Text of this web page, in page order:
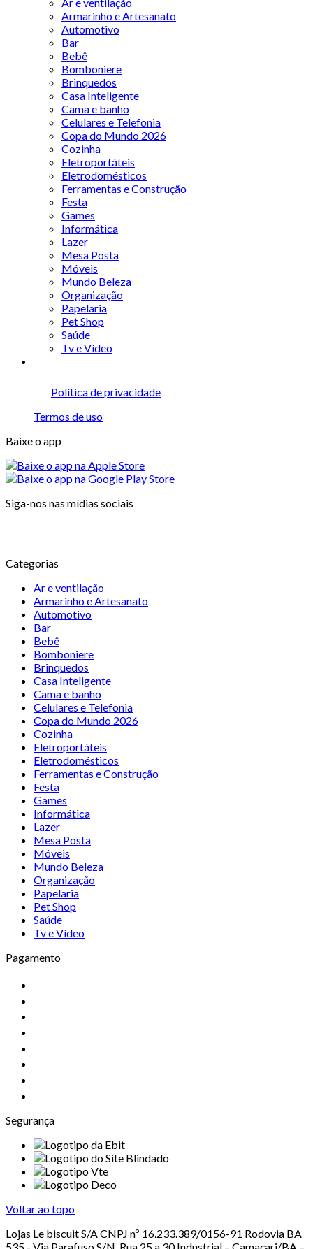
Armarinho e Artesanato
Automotivo
Bar
Bebê
Bomboniere
Brinquedos
Casa Inteligente
Cama e banho
Celulares e Telefonia
Copa do Mundo 2026
Cozinha
Eletroportáteis
Eletrodomésticos
Ferramentas e Construção
Festa
Games
Informática
Lazer
Mesa Posta
Móveis
Mundo Beleza
Organização
Papelaria
Pet Shop
Saúde
Tv e Vídeo
Política de privacidade
Termos de uso
Baixe o app
Siga-nos nas mídias sociais
Categorias
Ar e ventilação
Armarinho e Artesanato
Automotivo
Bar
Bebê
Bomboniere
Brinquedos
Casa Inteligente
Cama e banho
Celulares e Telefonia
Copa do Mundo 2026
Cozinha
Eletroportáteis
Eletrodomésticos
Ferramentas e Construção
Festa
Games
Informática
Lazer
Mesa Posta
Móveis
Mundo Beleza
Organização
Papelaria
Pet Shop
Saúde
Tv e Vídeo
Pagamento
Segurança
Voltar ao topo
Lojas Le biscuit S/A CNPJ nº 16.233.389/0156-91 Rodovia BA
535 - Via Parafuso S/N, Rua 25 a 30 Industrial – Camaçari/BA –